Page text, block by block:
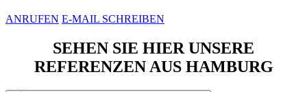
ANRUFEN E-MAIL SCHREIBEN
SEHEN SIE HIER UNSERE
REFERENZEN AUS HAMBURG